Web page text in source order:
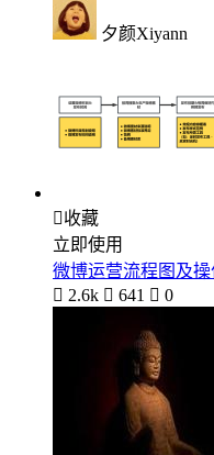
夕颜Xiyann
收藏
立即使用
微博运营流程图及操
 2.6k  641  0